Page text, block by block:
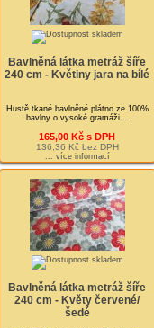
Bavlněná látka metráž šíře
240 cm - Květiny jara na bílé
Hustě tkané bavlněné plátno ze 100%
bavlny o vysoké gramáži...
165,00 Kč s DPH
136,36 Kč bez DPH
... více informací
Bavlněná látka metráž šíře
240 cm - Květy červené/
šedé